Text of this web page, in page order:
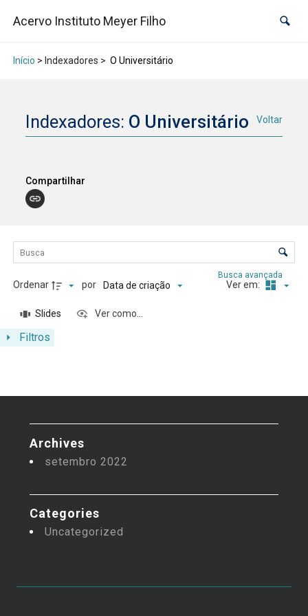
Acervo Instituto Meyer Filho
Início > Indexadores > O Universitário
Indexadores: O Universitário Voltar
Compartilhar
Lista de itens
Controle de ordenação e visualização
Filtros
Busca avançada
Ordenar por Data de criação Ver em:
Slides Ver como...
Archives
setembro 2022
Categories
Uncategorized